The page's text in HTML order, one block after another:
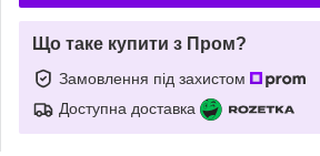
Що таке купити з Пром?
Замовлення під захистом
Доступна доставка